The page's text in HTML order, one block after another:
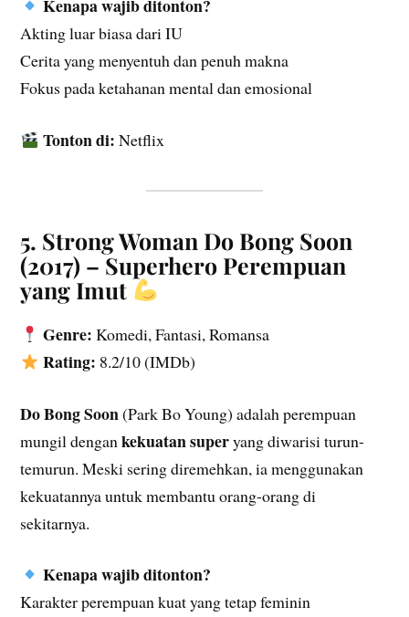
Kenapa wajib ditonton?
Akting luar biasa dari IU
Cerita yang menyentuh dan penuh makna
Fokus pada ketahanan mental dan emosional
Tonton di: Netflix
5. Strong Woman Do Bong Soon
(2017) – Superhero Perempuan
yang Imut
Genre: Komedi, Fantasi, Romansa
Rating: 8.2/10 (IMDb)
Do Bong Soon(Park Bo Young) adalah perempuan
mungil dengankekuatan superyang diwarisi turun-
temurun. Meski sering diremehkan, ia menggunakan
kekuatannya untuk membantu orang-orang di
sekitarnya.
Kenapa wajib ditonton?
Karakter perempuan kuat yang tetap feminin